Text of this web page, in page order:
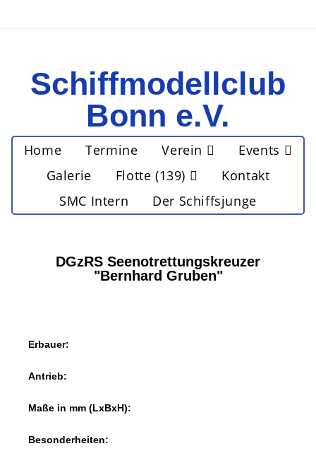
Schiffmodellclub
Bonn e.V.
Home Termine Verein
Events
Galerie
Flotte (139)
Kontakt
SMC Intern
Der Schiffsjunge
DGzRS Seenotrettungskreuzer
"Bernhard Gruben"
Erbauer:
Antrieb:
Maße in mm (LxBxH):
Besonderheiten: